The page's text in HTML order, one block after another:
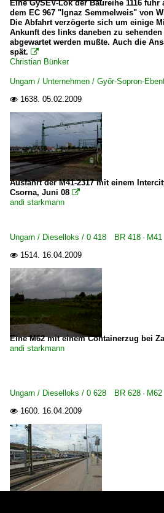
Eine GySEV-Lok der Baureihe 1116
dem EC 967 "Ignaz Semmelweis" von
Die Abfahrt verzögerte sich um einige
Ankunft des links daneben zu
abgewartet werden mußte. Auch die
spät. 
Christian Bünker
Ungarn / Unternehmen / Győr-Sopron-
 1638. 05.02.2009
Ausfahrt der M41-2317 mit einem
Csorna, Juni 08 
andi starkmann
Ungarn / Dieselloks / 0 418 BR 418 ·
 1514. 16.04.2009
Eine M62 mit einem Containerzug bei
andi starkmann
Ungarn / Dieselloks / 0 628 BR 628 ·
 1600. 16.04.2009
Abfahrt der Sonderlok 1047 504-4